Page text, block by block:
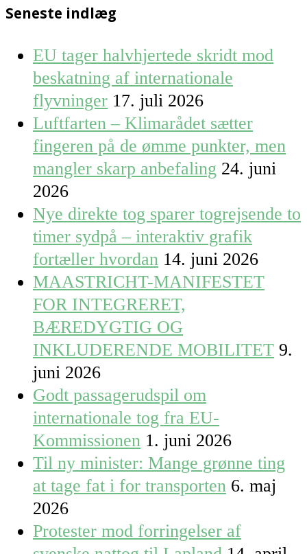
Seneste indlæg
EU tager halvhjertede skridt mod
beskatning af internationale
flyvninger 17. juli 2026
Luftfarten – Klimarådet sætter
fingeren på de ømme punkter, men
mangler skarp anbefaling 24. juni
2026
Nye direkte tog sparer togrejsende to
timer sydpå – interaktiv grafik
fortæller hvordan 14. juni 2026
MAASTRICHT-MANIFESTET
FOR INTEGRERET,
BÆREDYGTIG OG
INKLUDERENDE MOBILITET 9.
juni 2026
Godt passagerudspil om
internationale tog fra EU-
Kommissionen 1. juni 2026
Til ny minister: Mange grønne ting
at tage fat i for transporten 6. maj
2026
Protester mod forringelser af